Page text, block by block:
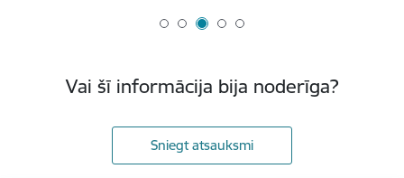
Vai šī informācija bija noderīga?
Sniegt atsauksmi